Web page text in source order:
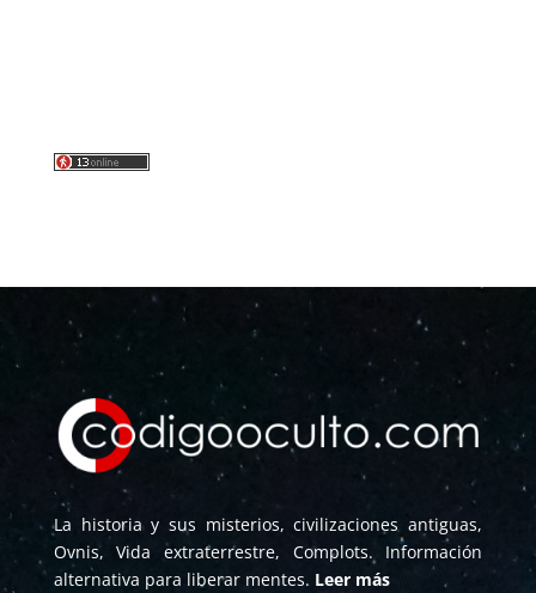
La historia y sus misterios, civilizaciones antiguas,
Ovnis, Vida extraterrestre, Complots. Información
alternativa para liberar mentes. Leer más